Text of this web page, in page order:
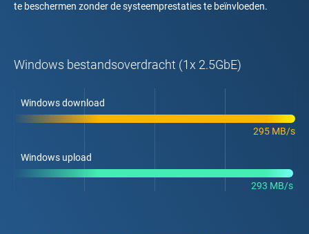
te beschermen zonder de systeemprestaties te beïnvloeden.
Windows bestandsoverdracht (1x 2.5GbE)
Windows download
295 MB/s
Windows upload
293 MB/s